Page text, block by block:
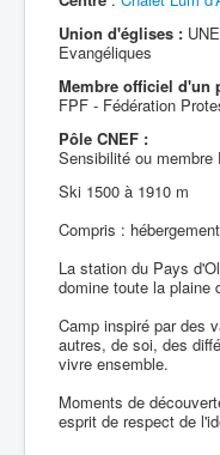
Union d'églises :
Evangéliques
Membre officiel d'un
FPF - Fédération
Pôle CNEF :
Sensibilité ou
Ski 1500 à 1910 m
Compris :
La station du Pays
domine toute la plaine
Camp inspiré par des
autres, de soi, des
vivre ensemble.
Moments de
esprit de respect de